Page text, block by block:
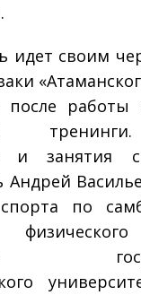
идет своим
после работы
и занятия
Андрей
по